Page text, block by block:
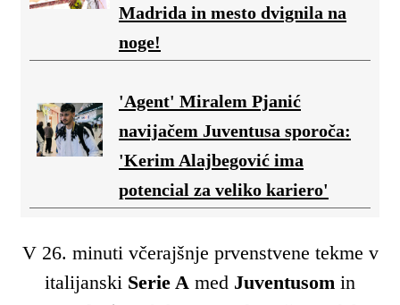
Madrida in mesto dvignila na
noge!
'Agent' Miralem Pjanić
navijačem Juventusa sporoča:
'Kerim Alajbegović ima
potencial za veliko kariero'
V 26. minuti včerajšnje prvenstvene tekme v
italijanski Serie A med Juventusom in